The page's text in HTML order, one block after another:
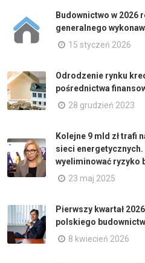
Budownictwo w 2026
generalnego
15 styczeń 2026
Odrodzenie rynku
pośrednictwa
28 grudzień 2023
Kolejne 9 mld zł trafi
sieci
wyeliminować ryzyko
23 maj 2025
Pierwszy kwartał
polskiego
8 kwiecień 2026